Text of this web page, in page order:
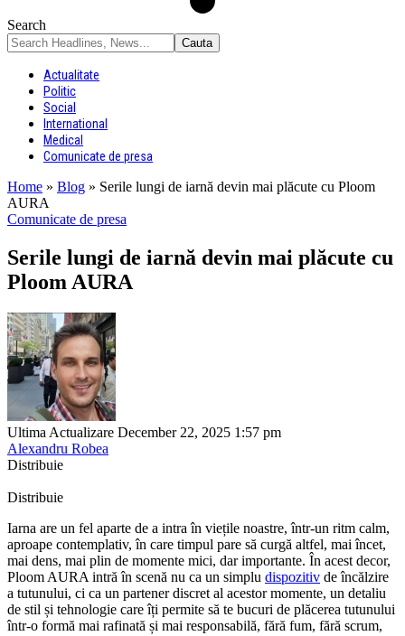
Search
Actualitate
Politic
Social
International
Medical
Comunicate de presa
Home » Blog » Serile lungi de iarnă devin mai plăcute cu Ploom
AURA
Comunicate de presa
Serile lungi de iarnă devin mai plăcute cu
Ploom AURA
Ultima Actualizare December 22, 2025 1:57 pm
Alexandru Robea
Distribuie
Distribuie
Iarna are un fel aparte de a intra în viețile noastre, într-un ritm calm,
aproape contemplativ, în care timpul pare să curgă altfel, mai încet,
mai dens, mai plin de momente mici, dar importante. În acest decor,
Ploom AURA intră în scenă nu ca un simplu dispozitiv de încălzire
a tutunului, ci ca un partener discret al acestor momente, un detaliu
de stil și tehnologie care îți permite să te bucuri de plăcerea tutunului
într-o formă mai rafinată și mai responsabilă, fără fum, fără scrum,